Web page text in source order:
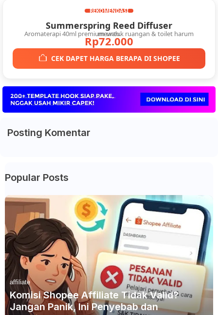
REKOMENDASI
Summerspring Reed Diffuser
Aromaterapi 40ml premium untuk ruangan & toilet harum mewah.
Rp72.000
CEK DAPET HARGA BERAPA DI SHOPEE
Posting Komentar
Popular Posts
affiliate
Komisi Shopee Affiliate Tidak Valid?
Jangan Panik, Ini Penyebab dan